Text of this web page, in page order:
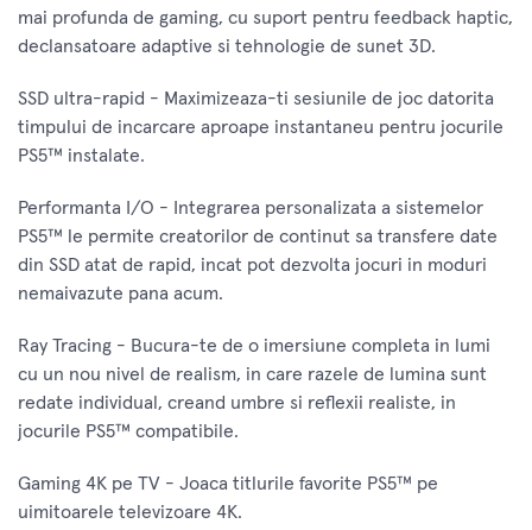
mai profunda de gaming, cu suport pentru feedback haptic,
declansatoare adaptive si tehnologie de sunet 3D.
SSD ultra-rapid - Maximizeaza-ti sesiunile de joc datorita
timpului de incarcare aproape instantaneu pentru jocurile
PS5™ instalate.
Performanta I/O - Integrarea personalizata a sistemelor
PS5™ le permite creatorilor de continut sa transfere date
din SSD atat de rapid, incat pot dezvolta jocuri in moduri
nemaivazute pana acum.
Ray Tracing - Bucura-te de o imersiune completa in lumi
cu un nou nivel de realism, in care razele de lumina sunt
redate individual, creand umbre si reflexii realiste, in
jocurile PS5™ compatibile.
Gaming 4K pe TV - Joaca titlurile favorite PS5™ pe
uimitoarele televizoare 4K.